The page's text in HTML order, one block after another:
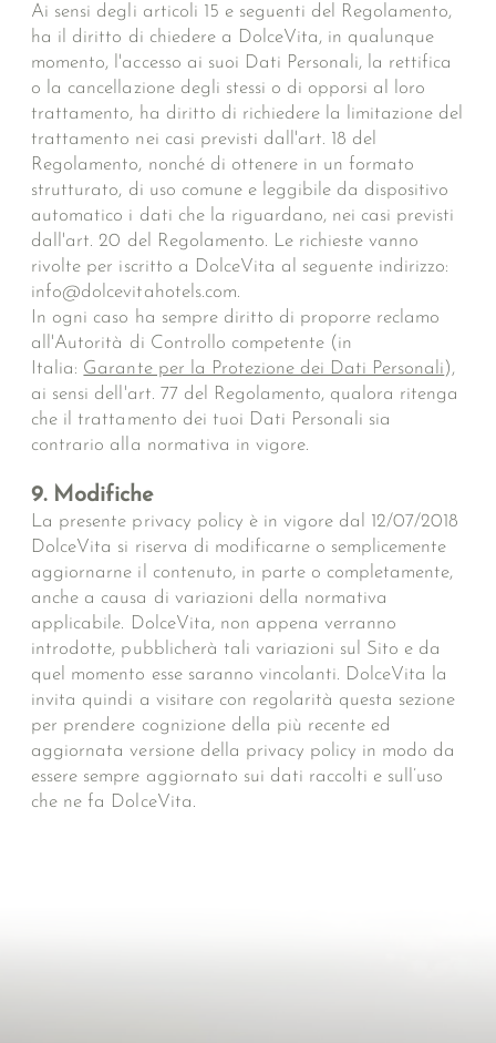
Ai sensi degli articoli 15 e seguenti del Regolamento,
ha il diritto di chiedere a DolceVita, in qualunque
momento, l'accesso ai suoi Dati Personali, la rettifica
o la cancellazione degli stessi o di opporsi al loro
trattamento, ha diritto di richiedere la limitazione del
trattamento nei casi previsti dall'art. 18 del
Regolamento, nonché di ottenere in un formato
strutturato, di uso comune e leggibile da dispositivo
automatico i dati che la riguardano, nei casi previsti
dall'art. 20 del Regolamento. Le richieste vanno
rivolte per iscritto a DolceVita al seguente indirizzo:
info@dolcevitahotels.com.
In ogni caso ha sempre diritto di proporre reclamo
all'Autorità di Controllo competente (in
Italia: Garante per la Protezione dei Dati Personali),
ai sensi dell'art. 77 del Regolamento, qualora ritenga
che il trattamento dei tuoi Dati Personali sia
contrario alla normativa in vigore.
9. Modifiche
La presente privacy policy è in vigore dal 12/07/2018
DolceVita si riserva di modificarne o semplicemente
aggiornarne il contenuto, in parte o completamente,
anche a causa di variazioni della normativa
applicabile. DolceVita, non appena verranno
introdotte, pubblicherà tali variazioni sul Sito e da
quel momento esse saranno vincolanti. DolceVita la
invita quindi a visitare con regolarità questa sezione
per prendere cognizione della più recente ed
aggiornata versione della privacy policy in modo da
essere sempre aggiornato sui dati raccolti e sull’uso
che ne fa DolceVita.